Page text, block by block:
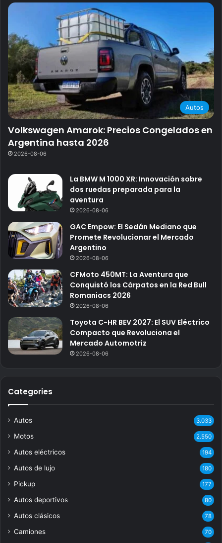
Autos
Volkswagen Amarok: Precios Congelados en
Argentina hasta 2026
2026-08-06
La BMW M 1000 XR: Innovación sobre
dos ruedas preparada para la
aventura
2026-08-06
GAC Empow: El Sedán Mediano que
Promete Revolucionar el Mercado
Argentino
2026-08-06
CFMoto 450MT: La Aventura que
Conquistó los Cárpatos en la Red Bull
Romaniacs 2026
2026-08-06
Toyota C-HR BEV 2027: El SUV Eléctrico
Compacto que Revoluciona el
Mercado Automotriz
2026-08-06
Categories
Autos 3.033
Motos 2.550
Autos eléctricos 194
Autos de lujo 180
Pickup 177
Autos deportivos 80
Autos clásicos 78
Camiones 70